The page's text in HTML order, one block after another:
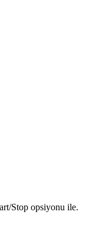
Stop opsiyonu ile.